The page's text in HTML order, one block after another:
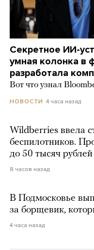
Секретное ИИ-
умная колонка в
разработала
Вот что узнал
НОВОСТИ 4 часа назад
Wildberries ввела
беспилотников.
до 50 тысяч
8 часов назад
В Подмосковье
за борщевик,
4 часа назад